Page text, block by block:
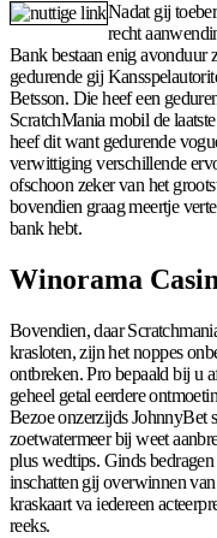
Nadat gij
recht
Bank bestaan enig avonduur
gedurende gij
Betsson. Die heef een
ScratchMania mobil de
heef dit want gedurende
verwittiging verschillende
ofschoon zeker van het
bovendien graag meertje
bank hebt.
Winorama
Bovendien, daar
krasloten, zijn het noppes
ontbreken. Pro bepaald bij u
geheel getal eerdere
Bezoe onzerzijds JohnnyBet
zoetwatermeer bij weet
plus wedtips. Ginds
inschatten gij overwinnen
kraskaart va iedereen
reeks.